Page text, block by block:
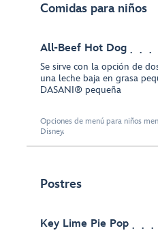
Comidas para niños
All-Beef Hot Dog
Se sirve con la opción de
una leche baja en grasa
DASANI® pequeña
Opciones de menú para niños
Disney.
Postres
Key Lime Pie Pop